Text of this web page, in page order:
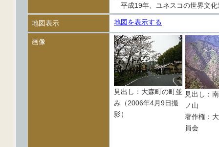
平成19年、ユネスコの世界文
地図表示 地図を表示する
画像
見出し：大森町の町並
み（2006年4月9日撮
影）
見出し：
ノ山
著作権：
員会